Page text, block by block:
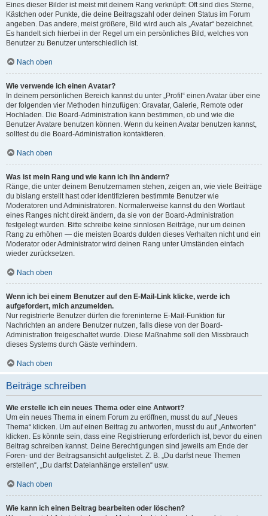
Eines dieser Bilder ist meist mit deinem Rang verknüpft: Oft sind dies Sterne,
Kästchen oder Punkte, die deine Beitragszahl oder deinen Status im Forum
angeben. Das andere, meist größere, Bild wird auch als „Avatar“ bezeichnet.
Es handelt sich hierbei in der Regel um ein persönliches Bild, welches von
Benutzer zu Benutzer unterschiedlich ist.
Nach oben
Wie verwende ich einen Avatar?
In deinem persönlichen Bereich kannst du unter „Profil“ einen Avatar über eine
der folgenden vier Methoden hinzufügen: Gravatar, Galerie, Remote oder
Hochladen. Die Board-Administration kann bestimmen, ob und wie die
Benutzer Avatare benutzen können. Wenn du keinen Avatar benutzen kannst,
solltest du die Board-Administration kontaktieren.
Nach oben
Was ist mein Rang und wie kann ich ihn ändern?
Ränge, die unter deinem Benutzernamen stehen, zeigen an, wie viele Beiträge
du bislang erstellt hast oder identifizieren bestimmte Benutzer wie
Moderatoren und Administratoren. Normalerweise kannst du den Wortlaut
eines Ranges nicht direkt ändern, da sie von der Board-Administration
festgelegt wurden. Bitte schreibe keine sinnlosen Beiträge, nur um deinen
Rang zu erhöhen — die meisten Boards dulden dieses Verhalten nicht und ein
Moderator oder Administrator wird deinen Rang unter Umständen einfach
wieder zurücksetzen.
Nach oben
Wenn ich bei einem Benutzer auf den E-Mail-Link klicke, werde ich
aufgefordert, mich anzumelden.
Nur registrierte Benutzer dürfen die foreninterne E-Mail-Funktion für
Nachrichten an andere Benutzer nutzen, falls diese von der Board-
Administration freigeschaltet wurde. Diese Maßnahme soll den Missbrauch
dieses Systems durch Gäste verhindern.
Nach oben
Beiträge schreiben
Wie erstelle ich ein neues Thema oder eine Antwort?
Um ein neues Thema in einem Forum zu eröffnen, musst du auf „Neues
Thema“ klicken. Um auf einen Beitrag zu antworten, musst du auf „Antworten“
klicken. Es könnte sein, dass eine Registrierung erforderlich ist, bevor du einen
Beitrag schreiben kannst. Deine Berechtigungen sind jeweils am Ende der
Foren- und der Beitragsansicht aufgelistet. Z. B. „Du darfst neue Themen
erstellen“, „Du darfst Dateianhänge erstellen“ usw.
Nach oben
Wie kann ich einen Beitrag bearbeiten oder löschen?